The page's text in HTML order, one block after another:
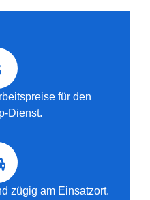
für den
Dienst.
zügig am Einsatzort.